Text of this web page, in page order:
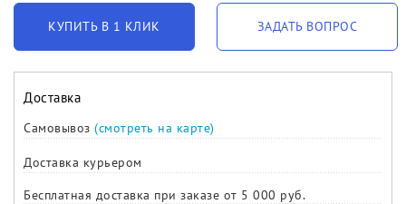
КУПИТЬ В 1 КЛИК ЗАДАТЬ ВОПРОС
Доставка
Самовывоз (смотреть на карте)
Доставка курьером
Бесплатная доставка при заказе от 5 000 руб.